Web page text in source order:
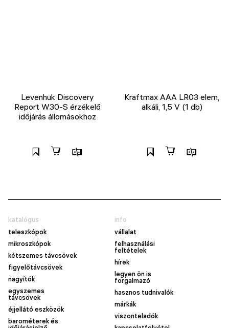
Levenhuk Discovery
Report W30-S érzékelő
időjárás állomásokhoz
Kraftmax AAA LR03 elem,
alkáli, 1,5 V (1 db)
katalógus
teleszkópok
mikroszkópok
kétszemes távcsövek
figyelőtávcsövek
nagyítók
egyszemes
távcsövek
éjjellátó eszközök
barométerek és
info
vállalat
felhasználási
feltételek
hírek
legyen ön is
forgalmazó
hasznos tudnivalók
márkák
viszonteladók